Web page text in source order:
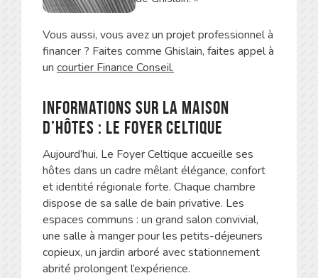
Vous aussi, vous avez un projet professionnel à
financer ? Faites comme Ghislain, faites appel à
un courtier Finance Conseil.
Informations sur la maison
d’hôtes : le foyer celtique
Aujourd’hui, Le Foyer Celtique accueille ses
hôtes dans un cadre mêlant élégance, confort
et identité régionale forte. Chaque chambre
dispose de sa salle de bain privative. Les
espaces communs : un grand salon convivial,
une salle à manger pour les petits-déjeuners
copieux, un jardin arboré avec stationnement
abrité prolongent l’expérience.